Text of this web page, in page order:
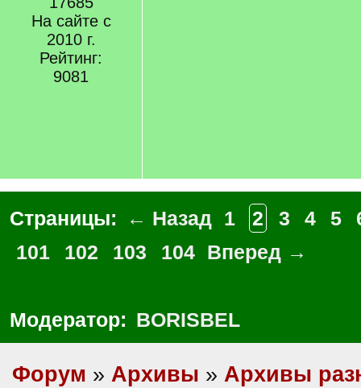
На сайте с
2010 г.
Рейтинг:
9081
Страницы: ← Назад 1 2 3 4 5
101
102 103 104 Вперед →
Модератор: BORISBEL
Форум » Архивы » Архивы